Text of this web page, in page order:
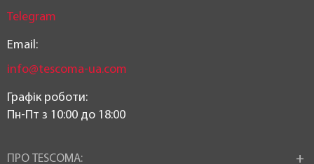
Telegram
Email:
info@tescoma-ua.com
Графік роботи:
Пн-Пт з 10:00 до 18:00
ПРО TESCOMA: